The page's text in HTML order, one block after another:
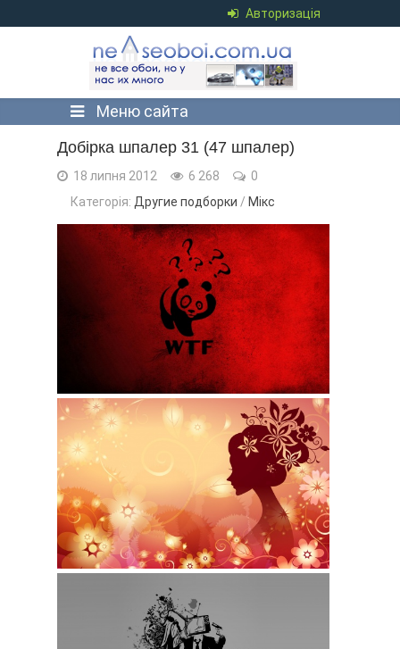
Авторизація
Меню сайта
Добірка шпалер 31 (47 шпалер)
18 липня 2012 6 268
0
Категорія: Другие подборки / Мікс